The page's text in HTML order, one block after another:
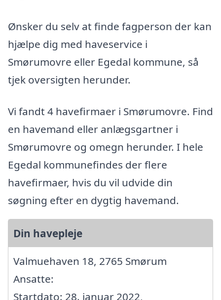
Ønsker du selv at finde fagperson der kan
hjælpe dig med haveservice i
Smørumovre eller Egedal kommune, så
tjek oversigten herunder.
Vi fandt 4 havefirmaer i Smørumovre. Find
en havemand eller anlægsgartner i
Smørumovre og omegn herunder. I hele
Egedal kommunefindes der flere
havefirmaer, hvis du vil udvide din
søgning efter en dygtig havemand.
Din havepleje
Valmuehaven 18, 2765 Smørum
Ansatte:
Startdato: 28. januar 2022,